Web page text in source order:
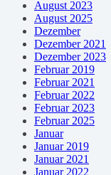
August 2023
August 2025
Dezember
Dezember 2021
Dezember 2023
Februar 2019
Februar 2021
Februar 2022
Februar 2023
Februar 2025
Januar
Januar 2019
Januar 2021
Januar 2022